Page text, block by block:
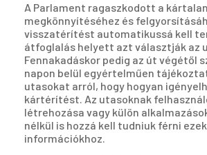
A Parlament ragaszkodott a
megkönnyítéséhez és
visszatérítést automatikussá kell
átfoglalás helyett azt választják az
Fennakadáskor pedig az út végétől
napon belül egyértelműen
utasokat arról, hogy hogyan
kártérítést. Az utasoknak
létrehozása vagy külön
nélkül is hozzá kell tudniuk férni
információkhoz.